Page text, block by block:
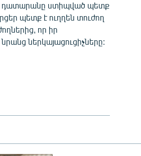
դատարանը ստիպված պետք
պետք է ուղղեն տուժող
որ իր
ներկայացուցիչները: